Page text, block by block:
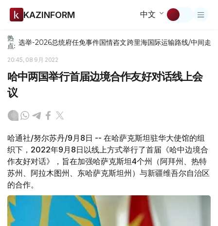
KAZINFORM 中文
热
点: 选举-2026总统府任免事件国情咨文跨里海国际运输路线/中间走廊
20:45, 08 9月 2022
哈中两国举行首届边境合作友好对话线上会
议
哈通社/努尔苏丹/9月8日 -- 在哈萨克斯坦驻华大使馆的组
织下，2022年9月8日以线上方式举行了首届《哈中边境合
作友好对话》，旨在加强哈萨克斯坦4个州（阿拜州、热特
苏州、阿拉木图州、东哈萨克斯坦州）与新疆维吾尔自治区
的合作。